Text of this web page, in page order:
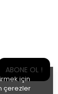
için
çerezler
ABONE OL !